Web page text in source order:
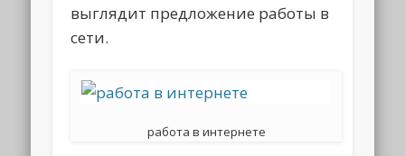
выглядит предложение работы в
сети.
работа в интернете